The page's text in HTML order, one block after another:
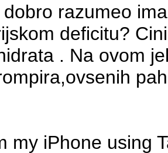
razumeo
deficitu?
. Na ovom
my iPhone using